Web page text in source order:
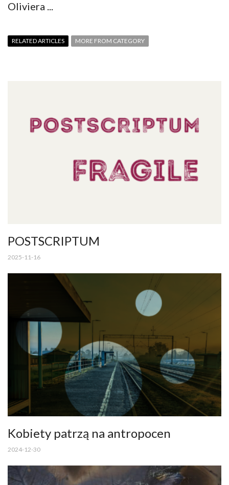
Oliviera ...
RELATED ARTICLES MORE FROM CATEGORY
POSTSCRIPTUM
2025-11-16
Kobiety patrzą na antropocen
2024-12-30